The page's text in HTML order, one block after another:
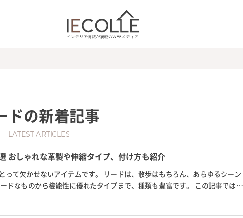
ドの新着記事
LATEST ARTICLES
おしゃれな革製や伸縮タイプ、付け方も紹介
って欠かせないアイテムです。 リードは、散歩はもちろん、あらゆるシーン
ドなものから機能性に優れたタイプまで、種類も豊富です。 この記事では犬
注意点、手作りの方法につい...